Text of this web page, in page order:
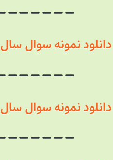
دانلود نمونه سوال سال 1401 +پاسخ
دانلود نمونه سوال سال 1401 +پاسخ